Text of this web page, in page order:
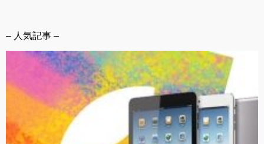
– 人気記事 –